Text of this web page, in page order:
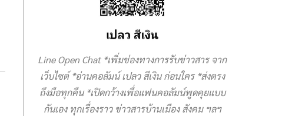
Line Open Chat *เพิ่มช่องทางการรับข่าวสาร จาก
เว็บไซต์ *อ่านคอลัมน์ เปลว สีเงิน ก่อนใคร *ส่งตรง
ถึงมือทุกคืน *เปิดกว้างเพื่อแฟนคอลัมน์พูดคุยแบบ
กันเอง ทุกเรื่องราว ข่าวสารบ้านเมือง สังคม ฯลฯ